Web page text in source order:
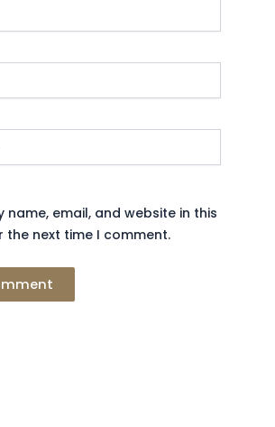
name, email, and website in this
the next time I comment.